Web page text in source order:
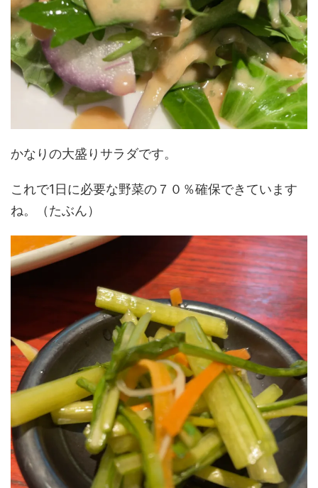
かなりの大盛りサラダです。
これで1日に必要な野菜の７０％確保できています
ね。（たぶん）